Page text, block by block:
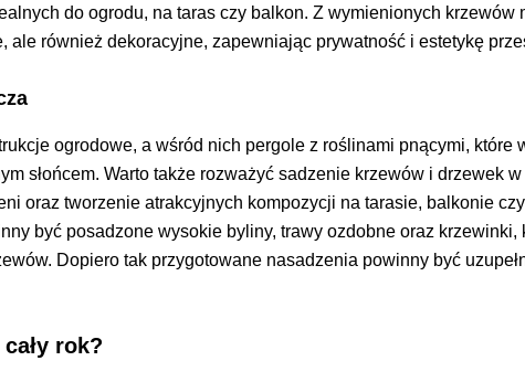
do ogrodu, na taras czy balkon. Z wymienionych krzewów
ale również dekoracyjne, zapewniając prywatność i estetykę
ogrodowe, a wśród nich pergole z roślinami pnącymi, które
słońcem. Warto także rozważyć sadzenie krzewów i drzewek w
oraz tworzenie atrakcyjnych kompozycji na tarasie, balkonie
być posadzone wysokie byliny, trawy ozdobne oraz krzewinki,
Dopiero tak przygotowane nasadzenia powinny być
rok?